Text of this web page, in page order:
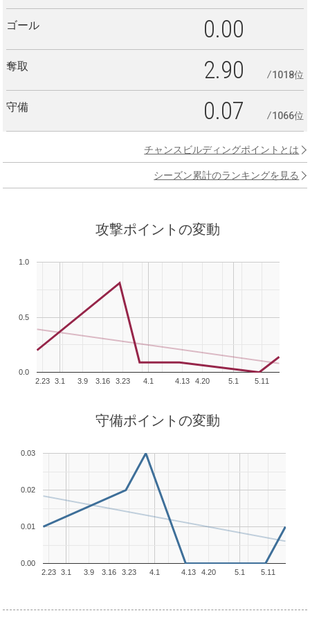
ゴール 0.00
奪取 2.90 1018位
守備 0.07 1066位
チャンスビルディングポイントとは
シーズン累計のランキングを見る
攻撃ポイントの変動
3.1 4.1 5.1
2.23 3.9 3.16 3.23 4.13 4.20 5.11
0.0
0.5
1.0
守備ポイントの変動
3.1 4.1 5.1
2.23 3.9 3.16 3.23 4.13 4.20 5.11
0.00
0.01
0.02
0.03